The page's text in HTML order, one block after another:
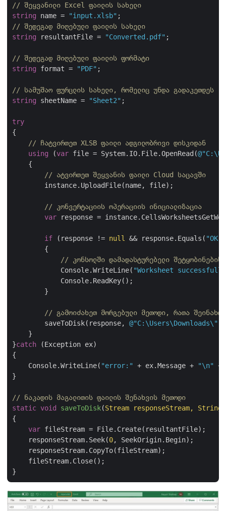
// შეყვანილი Excel ფაილის სახელი
string name = "input.xlsb"
// შედეგად მიღებული ფაილის სახელი
string resultantFile = "Converted.pdf" ;
// შედეგად მიღებული ფაილის ფორმატი
string format = "PDF" ;
// სამუშაო ფურცლის სახელი, რომელიც უნდა გადაკეთდეს
string sheetName = "Sheet2" ;
try
{
// ჩატვირთეთ XLSB ფაილი ადგილობრივი დისკიდან
using (var file = System.IO.File.OpenRead(
    {
// ატვირთეთ შეყვანის ფაილი Cloud საცავში
        instance.UploadFile(name, file);
// კონვერტაციის ოპერაციის ინიციალიზაცია
var response =
if (response != null && response.Equals( "OK"
        {
// კონსოლში დამადასტურებელი შეტყობინების
            Console.WriteLine(
"Worksheet
            Console.ReadKey();
        }
// გამოიძახეთ მორგებული მეთოდი, რათა
        saveToDisk(response,
@"C:\Users\Downloads\"
    }
}catch (Exception ex)
{
    Console.WriteLine(
"error:" + ex.Message + "\n"
+
}
// ნაკადის მაგალითის ფაილის შენახვის მეთოდი
static void saveToDisk(Stream responseStream,
{
var fileStream = File.Create(resultantFile);
    responseStream.Seek(
0, SeekOrigin.Begin);
    responseStream.CopyTo(fileStream);
    fileStream.Close();